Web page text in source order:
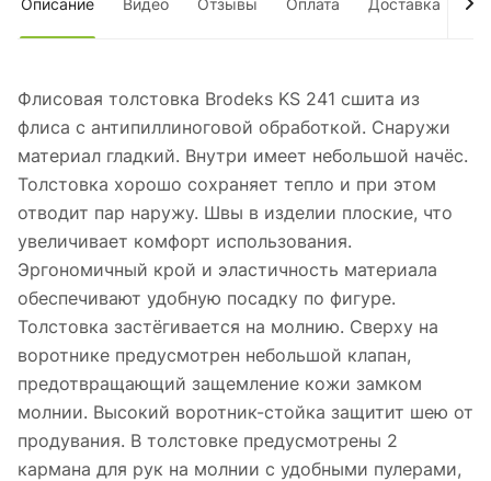
Описание Видео Отзывы Оплата Доставка
Флисовая толстовка Brodeks KS 241 сшита из
флиса с антипиллиноговой обработкой. Снаружи
материал гладкий. Внутри имеет небольшой начёс.
Толстовка хорошо сохраняет тепло и при этом
отводит пар наружу. Швы в изделии плоские, что
увеличивает комфорт использования.
Эргономичный крой и эластичность материала
обеспечивают удобную посадку по фигуре.
Толстовка застёгивается на молнию. Сверху на
воротнике предусмотрен небольшой клапан,
предотвращающий защемление кожи замком
молнии. Высокий воротник-стойка защитит шею от
продувания. В толстовке предусмотрены 2
кармана для рук на молнии с удобными пулерами,